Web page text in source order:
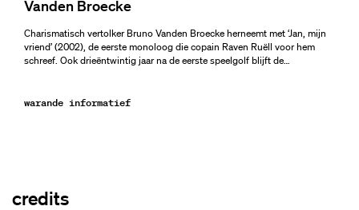
Vanden Broecke
Charismatisch vertolker Bruno Vanden Broecke herneemt met ‘Jan, mijn
vriend’ (2002), de eerste monoloog die copain Raven Ruëll voor hem
schreef. Ook drieëntwintig jaar na de eerste speelgolf blijft de…
warande informatief
credits